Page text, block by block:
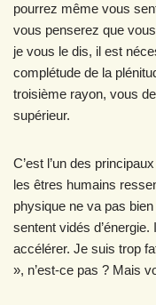
pourrez même vous
vous penserez que
je vous le dis, il est
complétude de la
troisième rayon, vous
supérieur.
C’est l’un des
les êtres humains
physique ne va pas
sentent vidés
accélérer. Je suis trop
», n’est-ce pas ? Mais